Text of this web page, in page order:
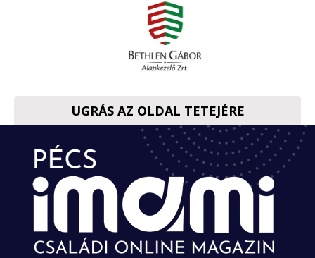
UGRÁS AZ OLDAL TETEJÉRE